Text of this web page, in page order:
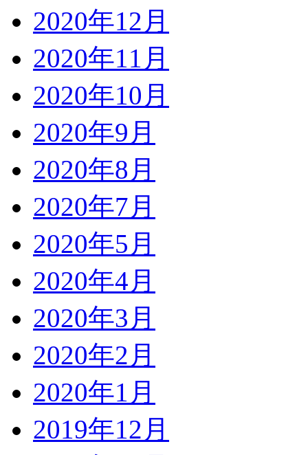
2020年12月
2020年11月
2020年10月
2020年9月
2020年8月
2020年7月
2020年5月
2020年4月
2020年3月
2020年2月
2020年1月
2019年12月